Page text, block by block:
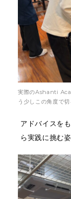
実際のAshanti
う少しこの角度で
アドバイスを
ら実践に挑む